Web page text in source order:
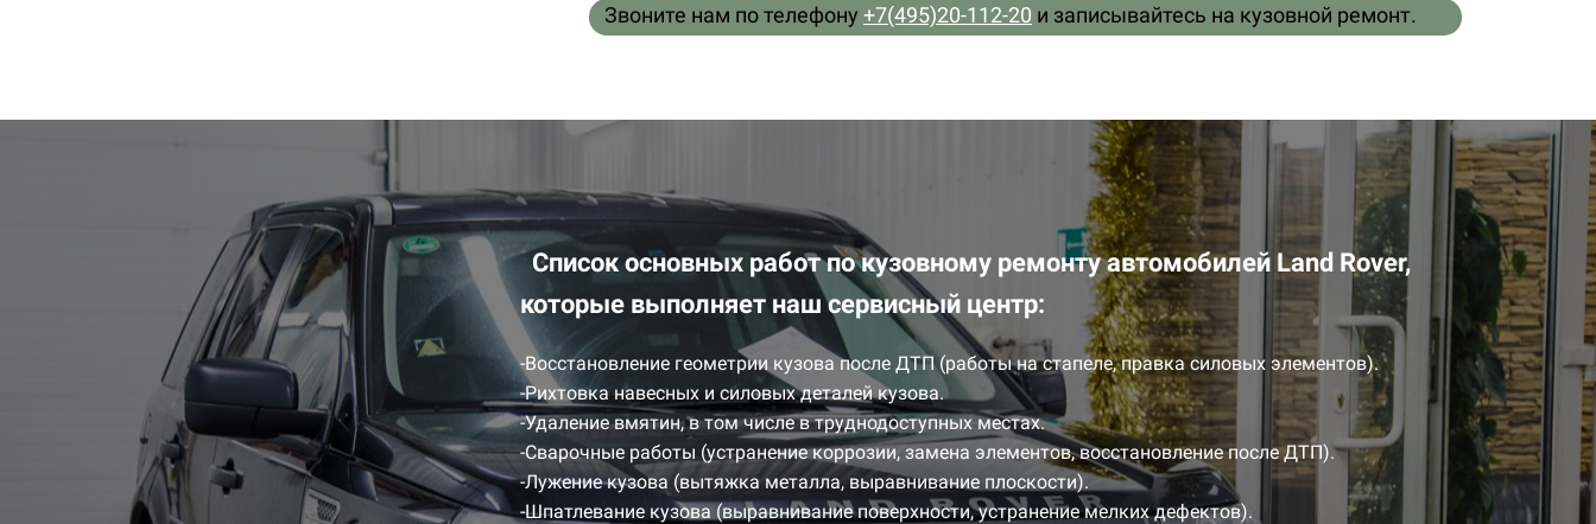
Звоните нам по телефону +7(495)20-112-20 и записывайтесь на кузовной ремонт.
Список основных работ по кузовному ремонту автомобилей Land Rover,
которые выполняет наш сервисный центр:
-Восстановление геометрии кузова после ДТП (работы на стапеле, правка силовых элементов).
-Рихтовка навесных и силовых деталей кузова.
-Удаление вмятин, в том числе в труднодоступных местах.
-Сварочные работы (устранение коррозии, замена элементов, восстановление после ДТП).
-Лужение кузова (вытяжка металла, выравнивание плоскости).
-Шпатлевание кузова (выравнивание поверхности, устранение мелких дефектов).